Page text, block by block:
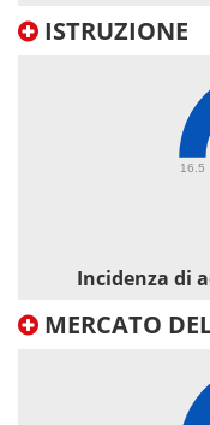
ISTRUZIONE
16.5
Incidenza di
MERCATO